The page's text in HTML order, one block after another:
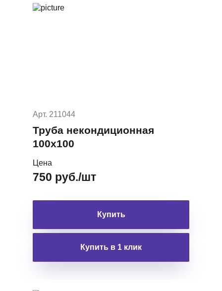
Арт. 211044
Труба некондиционная
100х100
Цена
750 руб./шт
Купить
Купить в 1 клик